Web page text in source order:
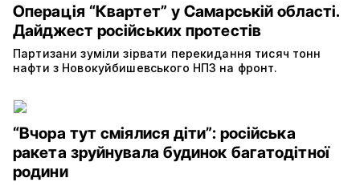
Операція “Квартет” у Самарській області.
Дайджест російських протестів
Партизани зуміли зірвати перекидання тисяч тонн
нафти з Новокуйбишевського НПЗ на фронт.
“Вчора тут сміялися діти”: російська
ракета зруйнувала будинок багатодітної
родини